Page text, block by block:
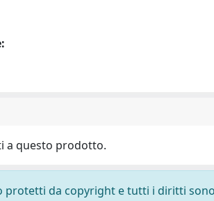
a questo prodotto.
protetti da copyright e tutti i diritti